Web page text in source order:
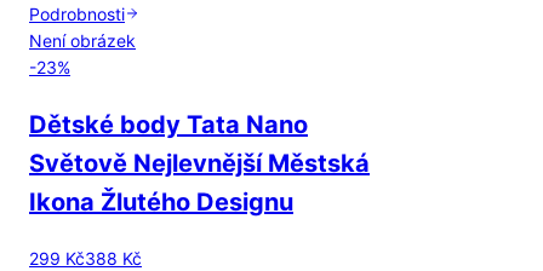
Podrobnosti
Není obrázek
-23%
Dětské body Tata Nano
Světově Nejlevnější Městská
Ikona Žlutého Designu
299 Kč388 Kč